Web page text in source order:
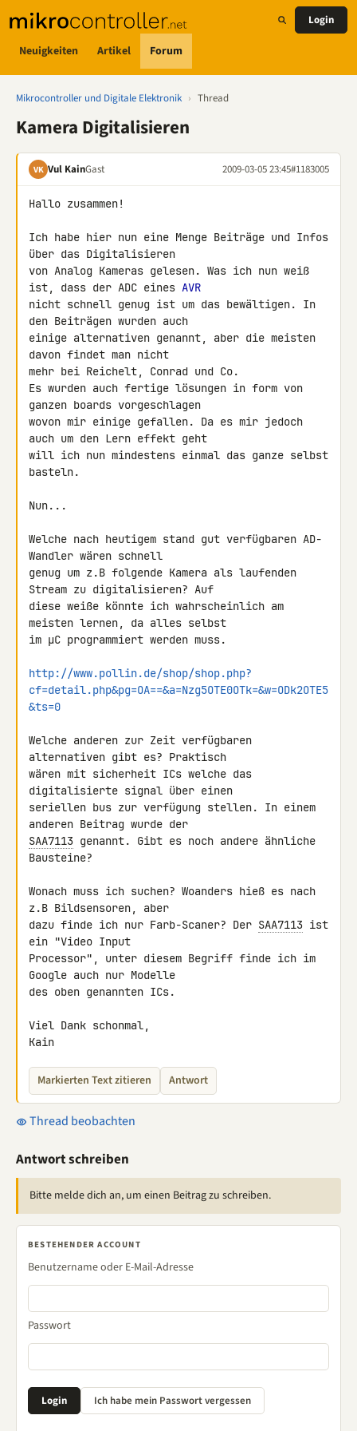
Neuigkeiten Artikel Forum
Login
Mikrocontroller und Digitale Elektronik › Thread
Kamera Digitalisieren
VK Vul KainGast 2009-03-05 23:45#1183005
Hallo zusammen!
Ich habe hier nun eine Menge Beiträge und Infos
über das Digitalisieren
von Analog Kameras gelesen. Was ich nun weiß
ist, dass der ADC eines AVR
nicht schnell genug ist um das bewältigen. In
den Beiträgen wurden auch
einige alternativen genannt, aber die meisten
davon findet man nicht
mehr bei Reichelt, Conrad und Co.
Es wurden auch fertige lösungen in form von
ganzen boards vorgeschlagen
wovon mir einige gefallen. Da es mir jedoch
auch um den Lern effekt geht
will ich nun mindestens einmal das ganze selbst
basteln.
Nun...
Welche nach heutigem stand gut verfügbaren AD-
Wandler wären schnell
genug um z.B folgende Kamera als laufenden
Stream zu digitalisieren? Auf
diese weiße könnte ich wahrscheinlich am
meisten lernen, da alles selbst
im µC programmiert werden muss.
http://www.pollin.de/shop/shop.php?
cf=detail.php&pg=OA==&a=Nzg5OTE0OTk=&w=ODk2OTE5
&ts=0
Welche anderen zur Zeit verfügbaren
alternativen gibt es? Praktisch
wären mit sicherheit ICs welche das
digitalisierte signal über einen
seriellen bus zur verfügung stellen. In einem
SAA7113 genannt. Gibt es noch andere ähnliche
Bausteine?
Wonach muss ich suchen? Woanders hieß es nach
z.B Bildsensoren, aber
dazu finde ich nur Farb-Scaner? Der SAA7113 ist
ein "Video Input
Processor", unter diesem Begriff finde ich im
Google auch nur Modelle
des oben genannten ICs.
Viel Dank schonmal,
Kain
Markierten Text zitieren Antwort
Thread beobachten
Antwort schreiben
Bitte melde dich an, um einen Beitrag zu schreiben.
BESTEHENDER ACCOUNT
Benutzername oder E-Mail-Adresse
Passwort